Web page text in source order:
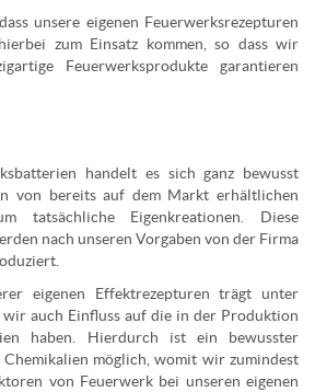
unsere eigenen Feuerwerksrezepturen
zum Einsatz kommen, so dass wir
Feuerwerksprodukte garantieren
handelt es sich ganz bewusst
von bereits auf dem Markt erhältlichen
tatsächliche Eigenkreationen. Diese
nach unseren Vorgaben von der Firma
eigenen Effektrezepturen trägt unter
wir auch Einfluss auf die in der Produktion
haben. Hierdurch ist ein bewusster
möglich, womit wir zumindest
von Feuerwerk bei unseren eigenen